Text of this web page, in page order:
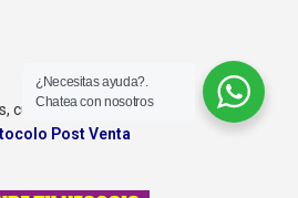
cuentan con
Post Venta
¿Necesitas ayuda?.
Chatea con nosotros